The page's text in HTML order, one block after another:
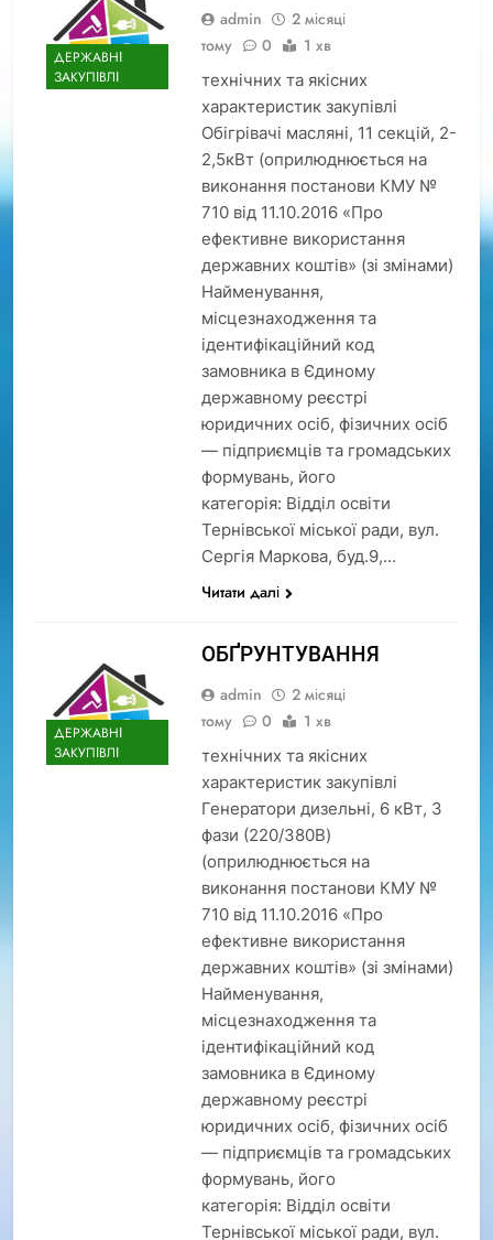
ДЕРЖАВНІ
ЗАКУПІВЛІ
admin
2 місяці
тому
0 1 хв
технічних та якісних
характеристик закупівлі
Обігрівачі масляні, 11 секцій, 2-
2,5кВт (оприлюднюється на
виконання постанови КМУ №
710 від 11.10.2016 «Про
ефективне використання
державних коштів» (зі змінами)
Найменування,
місцезнаходження та
ідентифікаційний код
замовника в Єдиному
державному реєстрі
юридичних осіб, фізичних осіб
— підприємців та громадських
формувань, його
категорія: Відділ освіти
Тернівської міської ради, вул.
Сергія Маркова, буд.9,…
Читати далі
ДЕРЖАВНІ
ЗАКУПІВЛІ
ОБҐРУНТУВАННЯ
admin
2 місяці
тому
0 1 хв
технічних та якісних
характеристик закупівлі
Генератори дизельні, 6 кВт, 3
фази (220/380В)
(оприлюднюється на
виконання постанови КМУ №
710 від 11.10.2016 «Про
ефективне використання
державних коштів» (зі змінами)
Найменування,
місцезнаходження та
ідентифікаційний код
замовника в Єдиному
державному реєстрі
юридичних осіб, фізичних осіб
— підприємців та громадських
формувань, його
категорія: Відділ освіти
Тернівської міської ради, вул.